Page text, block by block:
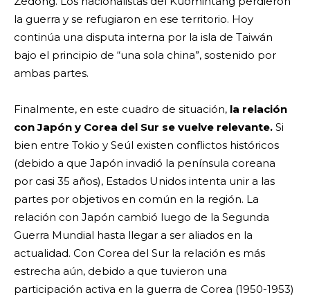
la guerra y se refugiaron en ese territorio. Hoy
continúa una disputa interna por la isla de Taiwán
bajo el principio de “una sola china”, sostenido por
ambas partes.
Finalmente, en este cuadro de situación, la relación
con Japón y Corea del Sur se vuelve relevante. Si
bien entre Tokio y Seúl existen conflictos históricos
(debido a que Japón invadió la península coreana
por casi 35 años), Estados Unidos intenta unir a las
partes por objetivos en común en la región. La
relación con Japón cambió luego de la Segunda
Guerra Mundial hasta llegar a ser aliados en la
actualidad. Con Corea del Sur la relación es más
estrecha aún, debido a que tuvieron una
participación activa en la guerra de Corea (1950-1953)